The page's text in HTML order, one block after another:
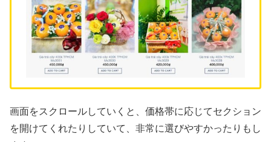
画面をスクロールしていくと、価格帯に応じてセクション
を開けてくれたりしていて、非常に選びやすかったりもし